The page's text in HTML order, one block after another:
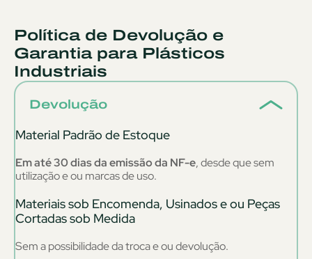
Política de Devolução e
Garantia para Plásticos
Industriais
Devolução
Material Padrão de Estoque
Em até 30 dias da emissão da NF-e, desde que sem
utilização e ou marcas de uso.
Materiais sob Encomenda, Usinados e ou Peças
Cortadas sob Medida
Sem a possibilidade da troca e ou devolução.